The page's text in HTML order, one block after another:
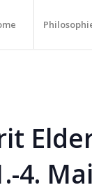
4. Mai